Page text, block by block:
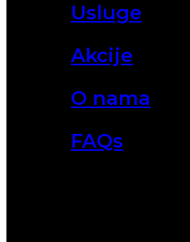
Usluge
Akcije
O nama
FAQs